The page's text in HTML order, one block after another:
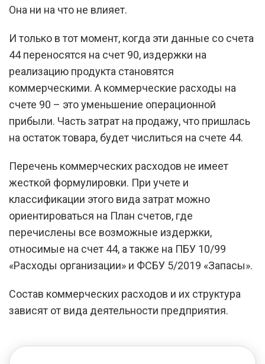
Она ни на что не влияет.
И только в тот момент, когда эти данные со счета
44 переносятся на счет 90, издержки на
реализацию продукта становятся
коммерческими. А коммерческие расходы на
счете 90 – это уменьшение операционной
прибыли. Часть затрат на продажу, что пришлась
на остаток товара, будет числиться на счете 44.
Перечень коммерческих расходов не имеет
жесткой формулировки. При учете и
классификации этого вида затрат можно
ориентироваться на План счетов, где
перечислены все возможные издержки,
относимые на счет 44, а также на ПБУ 10/99
«Расходы организации» и ФСБУ 5/2019 «Запасы».
Состав коммерческих расходов и их структура
зависят от вида деятельности предприятия.